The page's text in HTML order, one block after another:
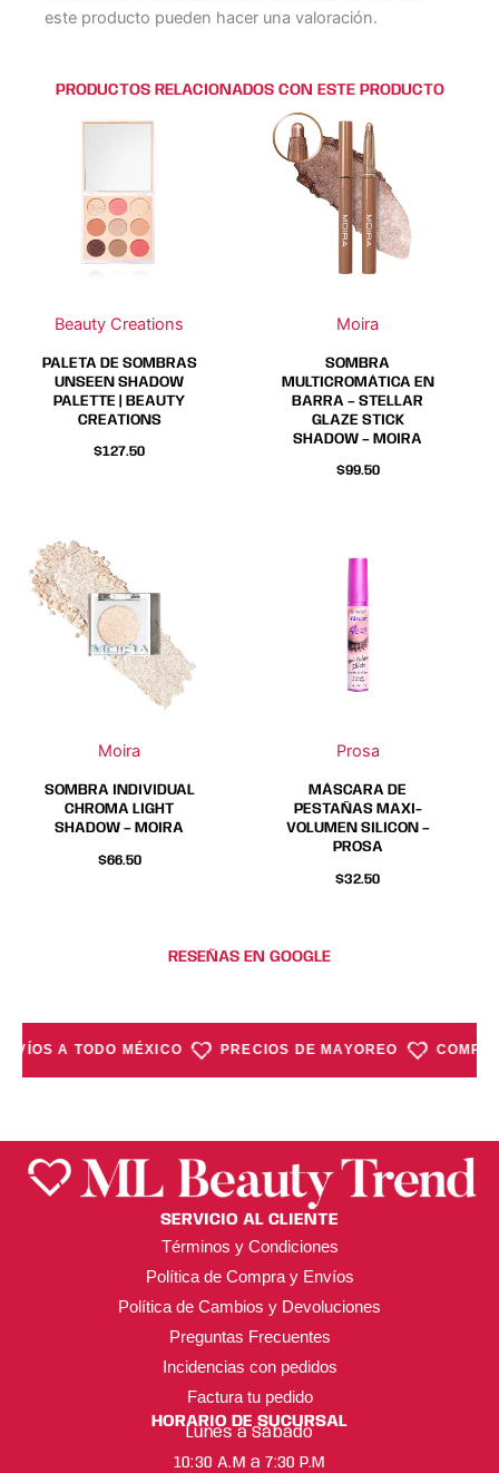
este producto pueden hacer una valoración.
PRODUCTOS RELACIONADOS CON ESTE PRODUCTO
Beauty Creations
PALETA DE SOMBRAS
UNSEEN SHADOW
PALETTE | BEAUTY
CREATIONS
$127.50
Moira
producto
tiene
múltiples
variantes.
Las
opciones
pueden
elegir
en
la
página
SOMBRA
MULTICROMÁTICA EN
BARRA – STELLAR
GLAZE STICK
SHADOW – MOIRA
$99.50
múltiples
variantes.
Las
elegir
en
la
página
Moira
tiene
múltiples
variantes.
Las
opciones
pueden
elegir
en
la
página
SOMBRA INDIVIDUAL
CHROMA LIGHT
SHADOW – MOIRA
$66.50
tiene
múltiples
variantes.
Las
opciones
elegir
en
la
página
Prosa
MÁSCARA DE
PESTAÑAS MAXI-
VOLUMEN SILICON –
PROSA
$32.50
RESEÑAS EN GOOGLE
A TODO MÉXICO PRECIOS DE MAYOREO
SERVICIO AL CLIENTE
Términos y Condiciones
Política de Compra y Envíos
Política de Cambios y Devoluciones
Preguntas Frecuentes
Incidencias con pedidos
Factura tu pedido
HORARIO DE SUCURSAL
Lunes a Sábado
10:30 A.M a 7:30 P.M